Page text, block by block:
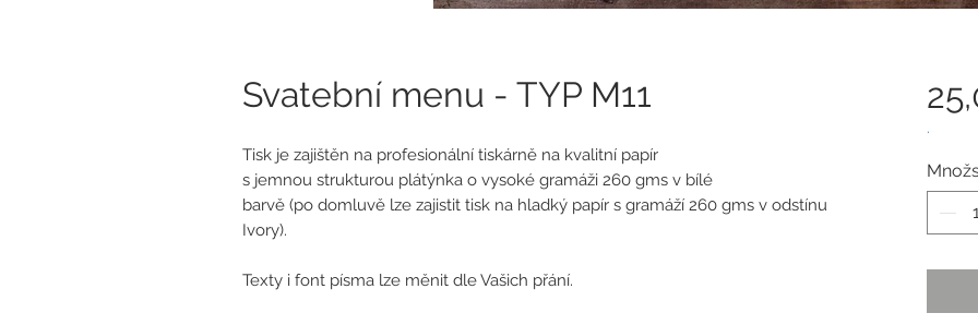
Svatební menu - TYP M11
Tisk je zajištěn na profesionální tiskárně na kvalitní papír
s jemnou strukturou plátýnka o vysoké gramáži 260 gms v bílé
barvě (po domluvě lze zajistit tisk na hladký papír s gramáží 260 gms v odstínu
Ivory).
Texty i font písma lze měnit dle Vašich přání.
.